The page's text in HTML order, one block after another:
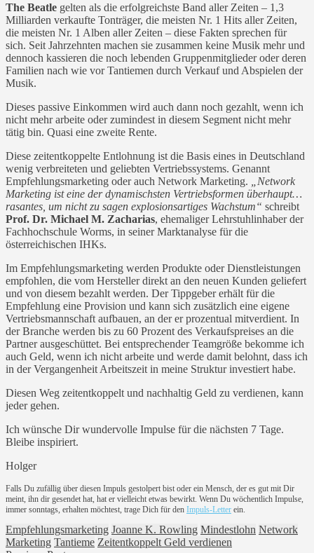
The Beatle gelten als die erfolgreichste Band aller Zeiten – 1,3
Milliarden verkaufte Tonträger, die meisten Nr. 1 Hits aller Zeiten,
die meisten Nr. 1 Alben aller Zeiten – diese Fakten sprechen für
sich. Seit Jahrzehnten machen sie zusammen keine Musik mehr und
dennoch kassieren die noch lebenden Gruppenmitglieder oder deren
Familien nach wie vor Tantiemen durch Verkauf und Abspielen der
Musik.
Dieses passive Einkommen wird auch dann noch gezahlt, wenn ich
nicht mehr arbeite oder zumindest in diesem Segment nicht mehr
tätig bin. Quasi eine zweite Rente.
Diese zeitentkoppelte Entlohnung ist die Basis eines in Deutschland
wenig verbreiteten und geliebten Vertriebssystems. Genannt
Empfehlungsmarketing oder auch Network Marketing.
„Network
Marketing ist eine der dynamischsten Vertriebsformen überhaupt…
rasantes, um nicht zu sagen explosionsartiges Wachstum“ schreibt
Prof. Dr. Michael M. Zacharias, ehemaliger Lehrstuhlinhaber der
Fachhochschule Worms, in seiner Marktanalyse für die
österreichischen IHKs.
Im Empfehlungsmarketing werden Produkte oder Dienstleistungen
empfohlen, die vom Hersteller direkt an den neuen Kunden geliefert
und von diesem bezahlt werden. Der Tippgeber erhält für die
Empfehlung eine Provision und kann sich zusätzlich eine eigene
Vertriebsmannschaft aufbauen, an der er prozentual mitverdient. In
der Branche werden bis zu 60 Prozent des Verkaufspreises an die
Partner ausgeschüttet. Bei entsprechender Teamgröße bekomme ich
auch Geld, wenn ich nicht arbeite und werde damit belohnt, dass ich
in der Vergangenheit Arbeitszeit in meine Struktur investiert habe.
Diesen Weg zeitentkoppelt und nachhaltig Geld zu verdienen, kann
jeder gehen.
Ich wünsche Dir wundervolle Impulse für die nächsten 7 Tage.
Bleibe inspiriert.
Holger
Falls Du zufällig über diesen Impuls gestolpert bist oder ein Mensch, der es gut mit Dir
meint, ihn dir gesendet hat, hat er vielleicht etwas bewirkt. Wenn Du wöchentlich Impulse,
immer sonntags, erhalten möchtest, trage Dich für den Impuls-Letter ein.
Empfehlungsmarketing Joanne K. Rowling Mindestlohn Network
Marketing Tantieme Zeitentkoppelt Geld verdienen